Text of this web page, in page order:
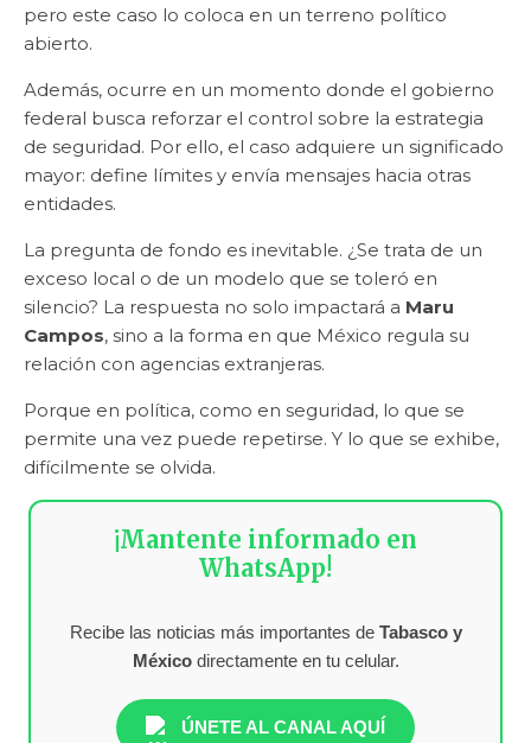
pero este caso lo coloca en un terreno político
abierto.
Además, ocurre en un momento donde el gobierno
federal busca reforzar el control sobre la estrategia
de seguridad. Por ello, el caso adquiere un significado
mayor: define límites y envía mensajes hacia otras
entidades.
La pregunta de fondo es inevitable. ¿Se trata de un
exceso local o de un modelo que se toleró en
silencio? La respuesta no solo impactará a Maru
Campos, sino a la forma en que México regula su
relación con agencias extranjeras.
Porque en política, como en seguridad, lo que se
permite una vez puede repetirse. Y lo que se exhibe,
difícilmente se olvida.
¡Mantente informado en
WhatsApp!
Recibe las noticias más importantes de Tabasco y
Méxicodirectamente en tu celular.
ÚNETE AL CANAL AQUÍ